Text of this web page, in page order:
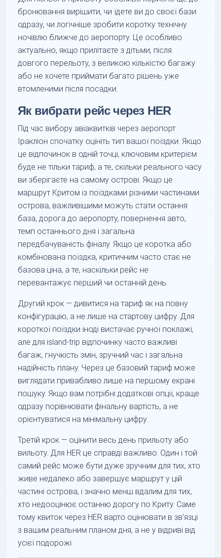
бронювання вирішити, чи їдете ви до своєї бази
одразу, чи логічніше зробити коротку технічну
ночівлю ближче до аеропорту. Це особливо
актуально, якщо прилітаєте з дітьми, після
довгого перельоту, з великою кількістю багажу
або не хочете приймати багато рішень уже
втомленими після посадки.
Як вибрати рейс через HER
Під час вибору авіаквитків через аеропорт
Іракліон спочатку оцініть тип вашої поїздки. Якщо
це відпочинок в одній точці, ключовим критерієм
буде не тільки тариф, а те, скільки реального часу
ви зберігаєте на самому острові. Якщо це
маршрут Критом із поїздками різними частинами
острова, важливішими можуть стати остання
база, дорога до аеропорту, повернення авто,
темп останнього дня і загальна
передбачуваність фіналу. Якщо це коротка або
комбінована поїздка, критичним часто стає не
базова ціна, а те, наскільки рейс не
перевантажує перший чи останній день.
Другий крок — дивитися на тариф як на повну
конфігурацію, а не лише на стартову цифру. Для
короткої поїздки іноді вистачає ручної поклажі,
але для island-trip відпочинку часто важливі
багаж, гнучкість змін, зручний час і загальна
надійність плану. Через це базовий тариф може
виглядати привабливо лише на першому екрані
пошуку. Якщо вам потрібні додаткові опції, краще
одразу порівнювати фінальну вартість, а не
орієнтуватися на мінімальну цифру.
Третій крок — оцінити весь день прильоту або
вильоту. Для HER це справді важливо. Один і той
самий рейс може бути дуже зручним для тих, хто
живе недалеко або завершує маршрут у цій
частині острова, і значно менш вдалим для тих,
хто недооцінює останню дорогу по Криту. Саме
тому квиток через HER варто оцінювати в зв’язці
з вашим реальним планом дня, а не у відриві від
усієї подорожі.